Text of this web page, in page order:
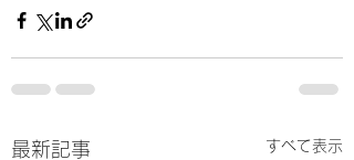
最新記事 すべて表示